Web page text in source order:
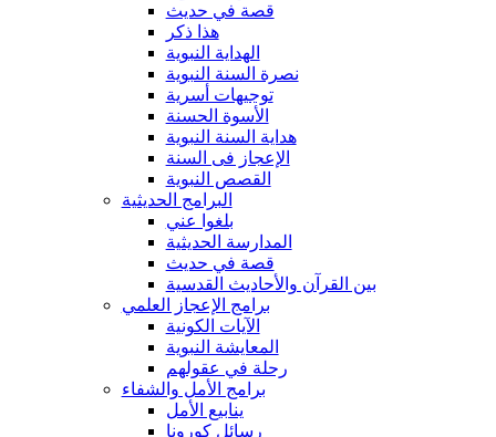
قصة في حديث
هذا ذكر
الهداية النبوية
نصرة السنة النبوية
توجيهات أسرية
الأسوة الحسنة
هداية السنة النبوية
الإعجاز فى السنة
القصص النبوية
البرامج الحديثية
بلغوا عني
المدارسة الحديثية
قصة في حديث
بين القرآن والأحاديث القدسية
برامج الإعجاز العلمي
الآيات الكونية
المعايشة النبوية
رحلة في عقولهم
برامج الأمل والشفاء
ينابيع الأمل
رسائل كورونا